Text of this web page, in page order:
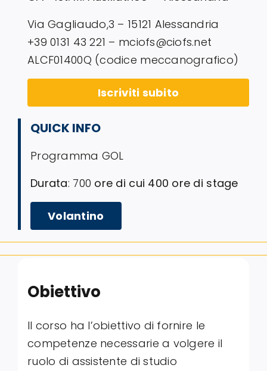
Via Gagliaudo,3 – 15121 Alessandria
+39 0131 43 221 – mciofs@ciofs.net
ALCF01400Q (codice meccanografico)
Iscriviti subito
QUICK INFO
Programma GOL
Durata: 700 ore di cui 400 ore di stage
Volantino
Obiettivo
Il corso ha l’obiettivo di fornire le
competenze necessarie a volgere il
ruolo di assistente di studio